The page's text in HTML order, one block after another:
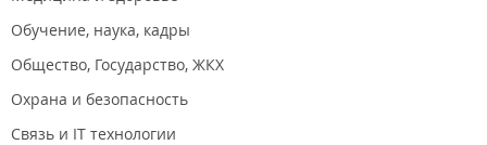
Обучение, наука, кадры
Общество, Государство, ЖКХ
Охрана и безопасность
Связь и IT технологии